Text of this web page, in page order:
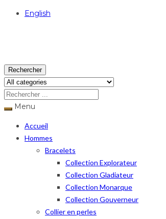
English
Rechercher
Menu
Accueil
Hommes
Bracelets
Collection Explorateur
Collection Gladiateur
Collection Monarque
Collection Gouverneur
Collier en perles